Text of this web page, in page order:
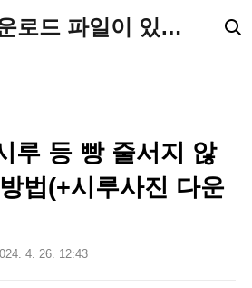
다양한 다운로드 파일이 있는 블로그입니다.
루 등 빵 줄서지 않
법(+시루사진 다운
4. 26. 12:43